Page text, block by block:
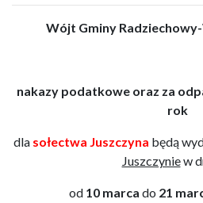
Wójt Gminy
nakazy podatkowe oraz za
rok
dla sołectwa Juszczyna będą
Juszczyniew
od 10 marca do 21